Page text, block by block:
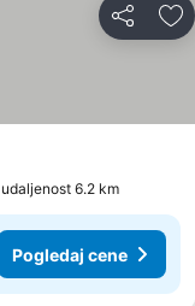
Deli
6.2 km
Pogledaj cene